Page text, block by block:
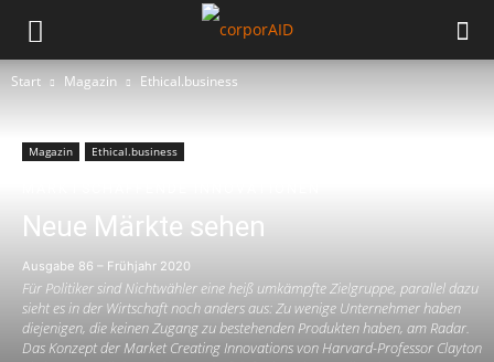
Start Magazin Ethical.business
Magazin Ethical.business
Neue Märkte sehen
Ausgabe 86 – Frühjahr 2020
Für Politiker sind Nichtwähler eine heiß umkämpfte Zielgruppe, parallel dazu
sieht es in der Wirtschaft noch anders aus: Zu wenige Unternehmer haben
diejenigen, die keinen Zugang zu bestehenden Produkten haben, am Radar.
Das Konzept der Market Creating Innovations von Harvard-Professor Clayton